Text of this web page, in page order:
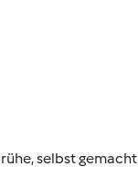
selbst gemacht